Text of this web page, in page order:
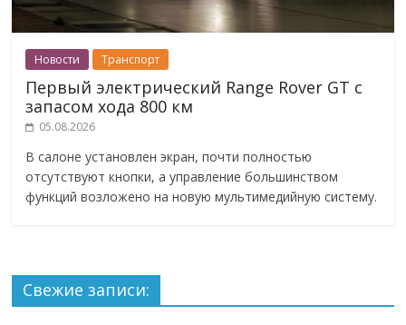
Новости Транспорт
Первый электрический Range Rover GT с
запасом хода 800 км
05.08.2026
В салоне установлен экран, почти полностью
отсутствуют кнопки, а управление большинством
функций возложено на новую мультимедийную систему.
Свежие записи: